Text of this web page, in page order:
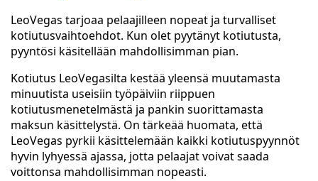
LeoVegas tarjoaa pelaajilleen nopeat ja turvalliset
kotiutusvaihtoehdot. Kun olet pyytänyt kotiutusta,
pyyntösi käsitellään mahdollisimman pian.
Kotiutus LeoVegasilta kestää yleensä muutamasta
minuutista useisiin työpäiviin riippuen
kotiutusmenetelmästä ja pankin suorittamasta
maksun käsittelystä. On tärkeää huomata, että
LeoVegas pyrkii käsittelemään kaikki kotiutuspyynnöt
hyvin lyhyessä ajassa, jotta pelaajat voivat saada
voittonsa mahdollisimman nopeasti.